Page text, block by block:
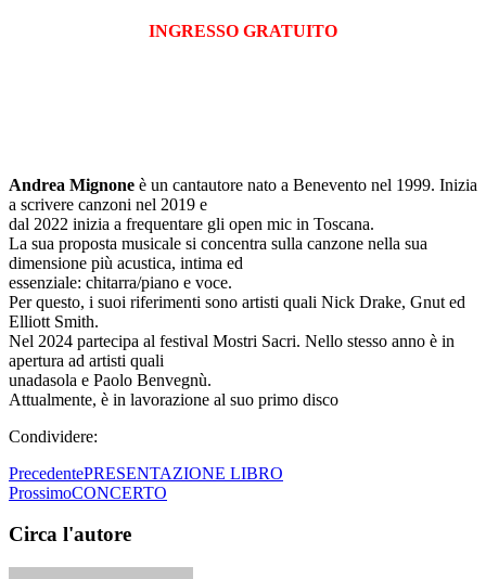
INGRESSO GRATUITO
Andrea Mignone è un cantautore nato a Benevento nel 1999. Inizia
a scrivere canzoni nel 2019 e
dal 2022 inizia a frequentare gli open mic in Toscana.
La sua proposta musicale si concentra sulla canzone nella sua
dimensione più acustica, intima ed
essenziale: chitarra/piano e voce.
Per questo, i suoi riferimenti sono artisti quali Nick Drake, Gnut ed
Elliott Smith.
Nel 2024 partecipa al festival Mostri Sacri. Nello stesso anno è in
apertura ad artisti quali
unadasola e Paolo Benvegnù.
Attualmente, è in lavorazione al suo primo disco
Condividere:
PrecedentePRESENTAZIONE LIBRO
ProssimoCONCERTO
Circa l'autore